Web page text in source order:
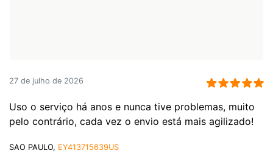
27 de julho de 2026
Uso o serviço há anos e nunca tive problemas, muito
pelo contrário, cada vez o envio está mais agilizado!
SAO PAULO, EY413715639US